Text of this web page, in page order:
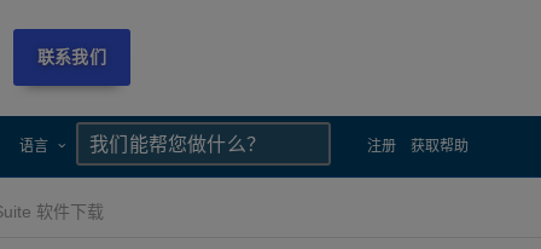
联系我们
语言 注册 获取帮助
软件下载